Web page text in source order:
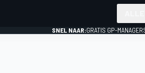
SNEL NAAR:GRATIS GP-